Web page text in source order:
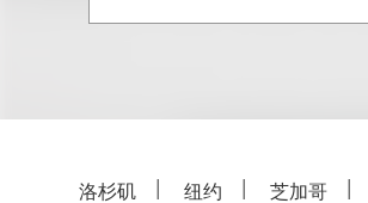
洛杉矶 纽约 芝加哥